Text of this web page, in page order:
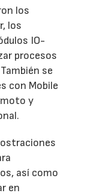
los
los
IO-
procesos
se
con Mobile
y
así como
en